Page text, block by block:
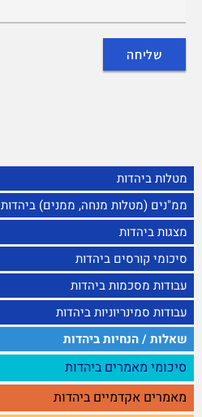
מטלות ביהדות
ממ"נים (מטלות מנחה, ממנים) ביהדות
מצגות ביהדות
סיכומי קורסים ביהדות
עבודות מסכמות ביהדות
עבודות סמינריוניות ביהדות
שאלות / הנחיות ביהדות
סיכומי מאמרים ביהדות
מאמרים אקדמיים ביהדות